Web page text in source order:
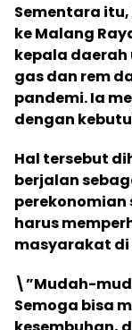
Sementara
ke Malang
kepala
gas dan rem
pandemi. Ia
dengan
Hal tersebut
berjalan
perekonomian
harus
masyarakat
\”Mudah-
Semoga bisa